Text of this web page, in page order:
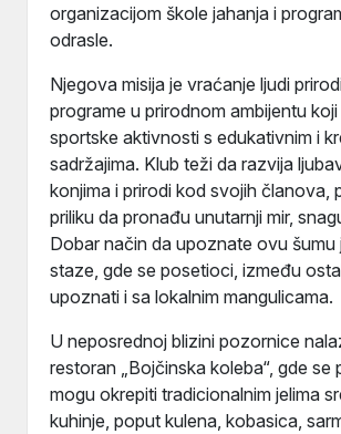
organizacijom škole jahanja i
odrasle.
Njegova misija je vraćanje ljudi
programe u prirodnom ambijentu
sportske aktivnosti s edukativnim i
sadržajima. Klub teži da razvija
konjima i prirodi kod svojih članova,
priliku da pronađu unutarnji mir,
Dobar način da upoznate ovu šumu
staze, gde se posetioci, između
upoznati i sa lokalnim mangulicama.
U neposrednoj blizini pozornice
restoran „Bojčinska koleba“, gde se
mogu okrepiti tradicionalnim jelima
kuhinje, poput kulena, kobasica,